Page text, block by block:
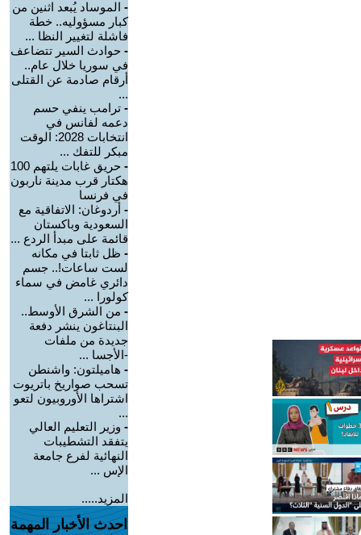
- الموساد يُبعد اثنين من
كبار مسؤوليه.. خطة
فاشلة لتغيير النظا ...
- حوادث السير تتضاعف
في سوريا خلال عام..
أرقام صادمة عن القتلى
...
- ترامب ينفي حسم
دعمه لفانس في
انتخابات 2028: الوقت
مبكر للتفك ...
-
حريق غابات يلتهم 100
هكتار قرب مدينة ناربون
في فرنسا
- أردوغان: الاتفاقية مع
السعودية وباكستان
قائمة على مبدأ الردع ...
- ظل ثابتا في مكانه
لست ساعات!.. جسم
دائري غامض في سماء
كولورا ...
- من الشرق الأوسط..
البنتاغون ينشر دفعة
جديدة من ملفات
-الأجسا ...
- هاميلتون: واشنطن
تسحب صواريخ باتريوت
اشتراها الأوروبيون لتعو
...
- وزير التعليم العالي
يتفقد التشطيبات
النهائية لفرع جامعة
الإس ...
المزيد.....
احدث الأخبار المهمة